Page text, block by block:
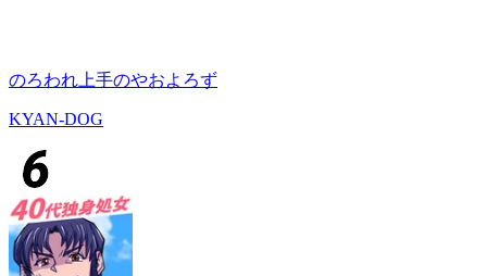
のろわれ上手のやおよろず
KYAN-DOG